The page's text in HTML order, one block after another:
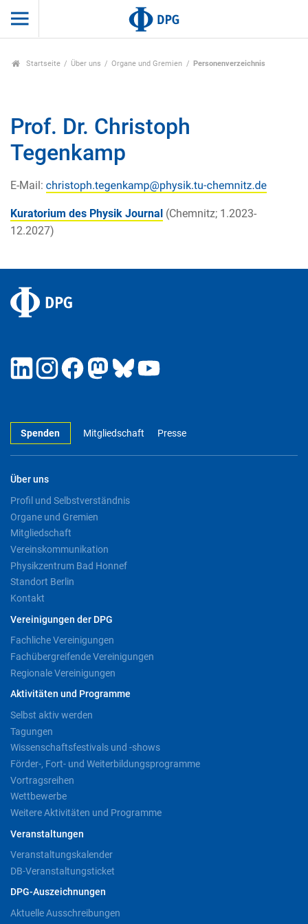
Startseite Über uns Organe und Gremien Personenverzeichnis
Prof. Dr. Christoph
Tegenkamp
E-Mail:
Kuratorium des Physik Journal (Chemnitz; 1.2023-
12.2027)
Spenden Mitgliedschaft Presse
Über uns
Profil und Selbstverständnis
Organe und Gremien
Mitgliedschaft
Vereinskommunikation
Physikzentrum Bad Honnef
Standort Berlin
Kontakt
Vereinigungen der DPG
Fachliche Vereinigungen
Fachübergreifende Vereinigungen
Regionale Vereinigungen
Aktivitäten und Programme
Selbst aktiv werden
Tagungen
Wissenschaftsfestivals und -shows
Förder-, Fort- und Weiterbildungsprogramme
Vortragsreihen
Wettbewerbe
Weitere Aktivitäten und Programme
Veranstaltungen
Veranstaltungskalender
DB-Veranstaltungsticket
DPG-Auszeichnungen
Aktuelle Ausschreibungen